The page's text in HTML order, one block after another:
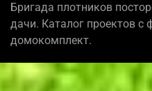
Бригада плотников
дачи. Каталог проектов с
домокомплект.